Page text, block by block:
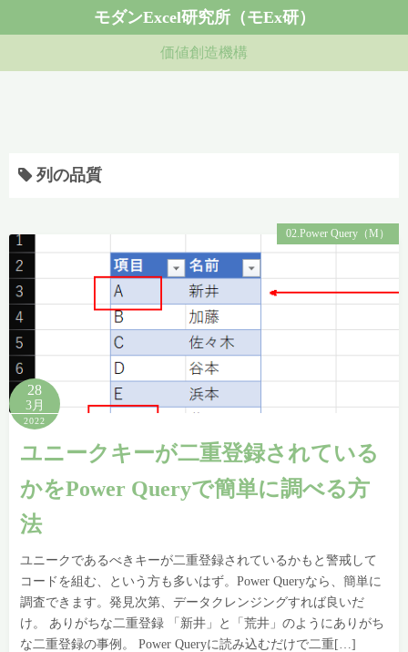
ン
モダンExcel研究所（モEx研）
価値創造機構
列の品質
02.Power Query（M）
28
3月
2022
ユニークキーが二重登録されている
かをPower Queryで簡単に調べる方
法
ユニークであるべきキーが二重登録されているかもと警戒して
コードを組む、という方も多いはず。Power Queryなら、簡単に
調査できます。発見次第、データクレンジングすれば良いだ
け。 ありがちな二重登録 「新井」と「荒井」のようにありがち
な二重登録の事例。 Power Queryに読み込むだけで二重[…]